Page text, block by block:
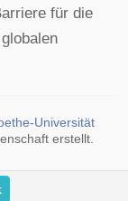
für die
Universität
erstellt.